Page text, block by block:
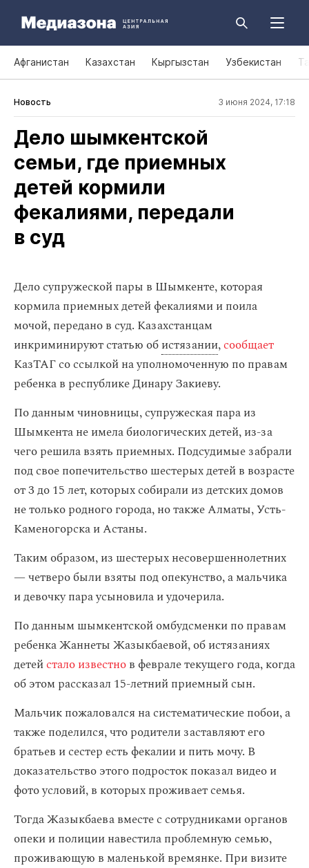
Афганистан Казахстан Кыргызстан Узбекистан
Новость 3 июня 2024, 17:18
Дело шымкентской
семьи, где приемных
детей кормили
фекалиями, передали
в суд
Дело супружеской пары в Шымкенте, которая
кормила приемных детей фекалиями и поила
мочой, передано в суд. Казахстанцам
инкриминируют статью обистязании,сообщает
КазТАГ со ссылкой на уполномоченную по правам
ребенка в республике Динару Закиеву.
По данным чиновницы, супружеская пара из
Шымкента не имела биологических детей, из-за
чего решила взять приемных. Подсудимые забрали
под свое попечительство шестерых детей в возрасте
от 3 до 15 лет, которых собирали из детских домов
не только родного города, но также Алматы, Усть-
Каменогорска и Астаны.
Таким образом, из шестерых несовершеннолетних
— четверо были взяты под опекунство, а мальчика
и девочку пара усыновила и удочерила.
По данным шымкентской омбудсменки по правам
ребенка Жаннеты Жазыкбаевой, об истязаниях
детейстало известнов феврале текущего года, когда
об этом рассказал 15-летний приемный сын.
Мальчик пожаловался на систематические побои, а
также поделился, что родители заставляют его
братьев и сестер есть фекалии и пить мочу. В
доказательство этого подросток показал видео и
фото условий, в которых проживает семья.
Тогда Жазыкбаева вместе с сотрудниками органов
опеки и полиции навестила проблемную семью,
проживающую в маленькой времянке. При визите